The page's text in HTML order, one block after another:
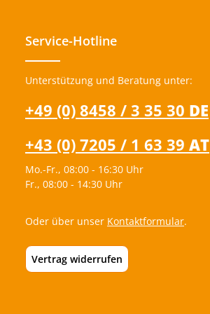
sind sowohl orange, als auch grüne
"großen Bruder" aus, um die perfekte
Kombination zu erleben!
Service-Hotline
Unterstützung und Beratung unter:
+49 (0) 8458 / 3 35 30 DE
+43 (0) 7205 / 1 63 39 AT
Mo.-Fr., 08:00 - 16:30 Uhr
Fr., 08:00 - 14:30 Uhr
Oder über unser Kontaktformular.
Vertrag widerrufen